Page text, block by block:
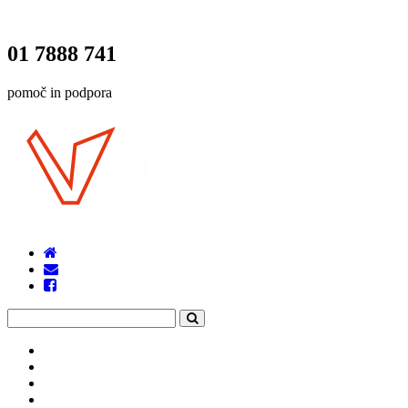
01 7888 741
pomoč in podpora